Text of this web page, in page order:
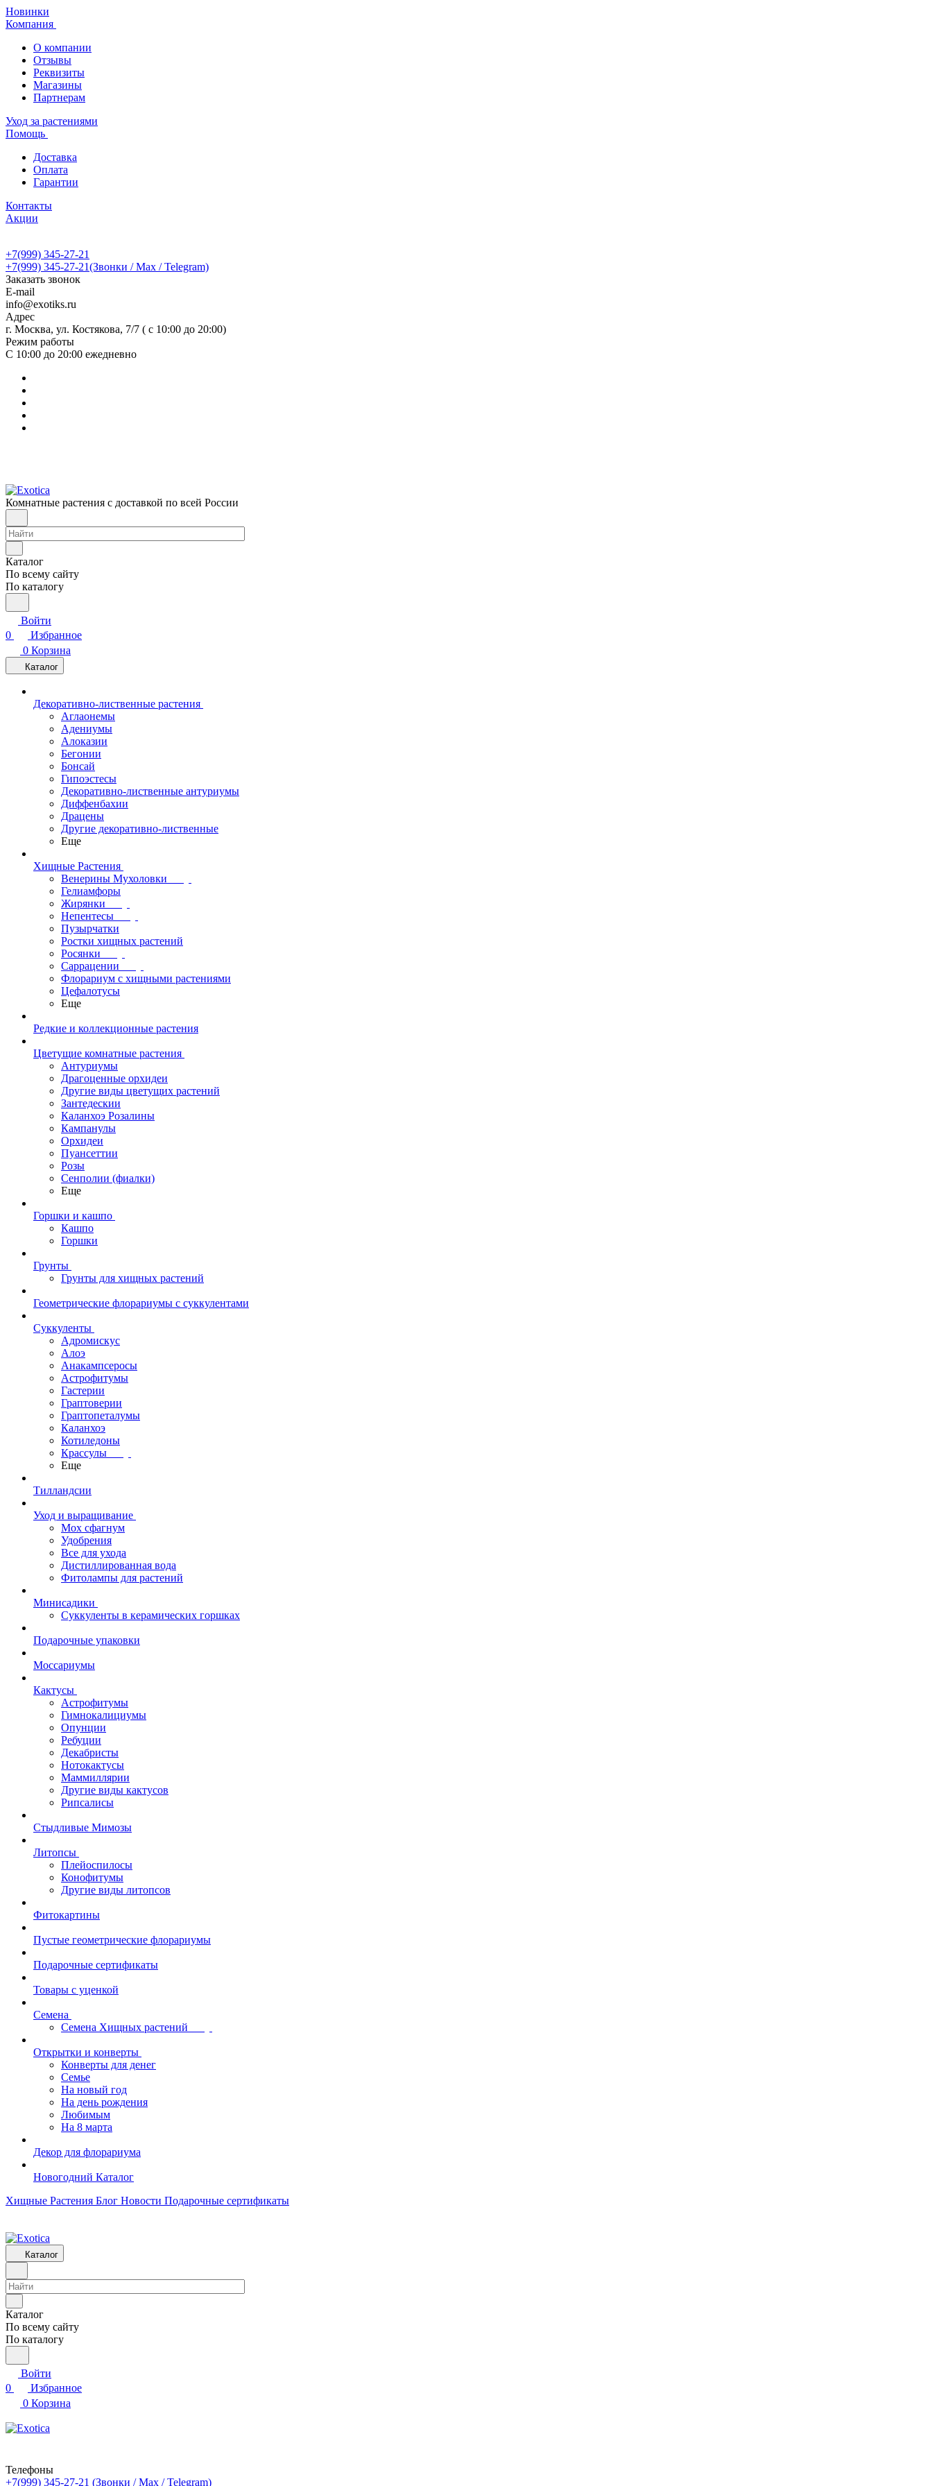
Новинки
Компания
О компании
Отзывы
Реквизиты
Магазины
Партнерам
Уход за растениями
Помощь
Доставка
Оплата
Гарантии
Контакты
Акции
+7(999) 345-27-21
+7(999) 345-27-21(Звонки / Max / Telegram)
Заказать звонок
E-mail
info@exotiks.ru
Адрес
г. Москва, ул. Костякова, 7/7 ( с 10:00 до 20:00)
Режим работы
С 10:00 до 20:00 ежедневно
Комнатные растения с доставкой по всей России
Каталог
По всему сайту
По каталогу
Войти
0
Избранное
0 Корзина
Каталог
Декоративно-лиственные растения
Аглаонемы
Адениумы
Алоказии
Бегонии
Бонсай
Гипоэстесы
Декоративно-лиственные антуриумы
Диффенбахии
Драцены
Другие декоративно-лиственные
Еще
Хищные Растения
Венерины Мухоловки
Гелиамфоры
Жирянки
Непентесы
Пузырчатки
Ростки хищных растений
Росянки
Саррацении
Флорариум с хищными растениями
Цефалотусы
Еще
Редкие и коллекционные растения
Цветущие комнатные растения
Антуриумы
Драгоценные орхидеи
Другие виды цветущих растений
Зантедескии
Каланхоэ Розалины
Кампанулы
Орхидеи
Пуансеттии
Розы
Сенполии (фиалки)
Еще
Горшки и кашпо
Кашпо
Горшки
Грунты
Грунты для хищных растений
Геометрические флорариумы с суккулентами
Суккуленты
Адромискус
Алоэ
Анакампсеросы
Астрофитумы
Гастерии
Граптоверии
Граптопеталумы
Каланхоэ
Котиледоны
Крассулы
Еще
Тилландсии
Уход и выращивание
Мох сфагнум
Удобрения
Все для ухода
Дистиллированная вода
Фитолампы для растений
Минисадики
Суккуленты в керамических горшках
Подарочные упаковки
Моссариумы
Кактусы
Астрофитумы
Гимнокалициумы
Опунции
Ребуции
Декабристы
Нотокактусы
Маммиллярии
Другие виды кактусов
Рипсалисы
Стыдливые Мимозы
Литопсы
Плейоспилосы
Конофитумы
Другие виды литопсов
Фитокартины
Пустые геометрические флорариумы
Подарочные сертификаты
Товары с уценкой
Семена
Семена Хищных растений
Открытки и конверты
Конверты для денег
Семье
На новый год
На день рождения
Любимым
На 8 марта
Декор для флорариума
Новогодний Каталог
Хищные Растения Блог Новости Подарочные сертификаты
Каталог
Каталог
По всему сайту
По каталогу
Войти
0
Избранное
0 Корзина
Телефоны
+7(999) 345-27-21 (Звонки / Max / Telegram)